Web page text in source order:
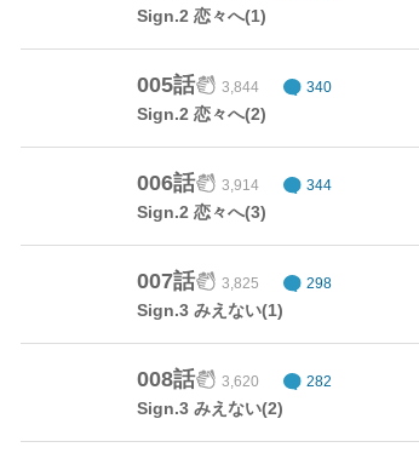
Sign.2 恋々へ(1)
005話 3,844 340
Sign.2 恋々へ(2)
006話 3,914 344
Sign.2 恋々へ(3)
007話 3,825 298
Sign.3 みえない(1)
008話 3,620 282
Sign.3 みえない(2)